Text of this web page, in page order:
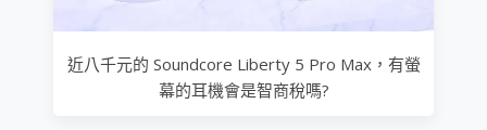
近八千元的 Soundcore Liberty 5 Pro Max，有螢
幕的耳機會是智商稅嗎?